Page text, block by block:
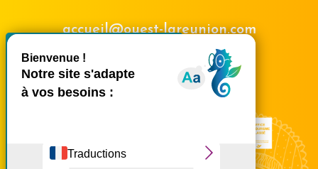
Masquer le
accueil@ouest-lareunion.com
02 62 42 31 31
Nous rencontrer